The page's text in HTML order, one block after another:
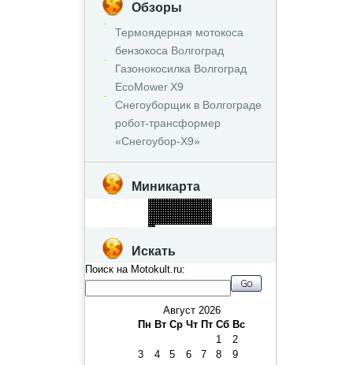
Обзоры
Термоядерная мотокоса
бензокоса Волгоград
Газонокосилка Волгоград
EcoMower X9
Снегоуборщик в Волгограде
робот‑трансформер
«Снегоубор‑X9»
Миникарта
Искать
Поиск на Motokult.ru:
Август 2026
Пн Вт Ср Чт Пт Сб Вс
1
2
3
4 5 6 7 8
9